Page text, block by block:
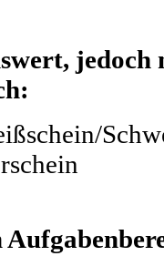
jedoch